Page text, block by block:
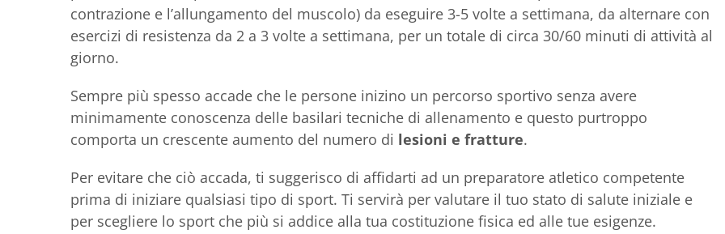
contrazione e l’allungamento del muscolo) da eseguire 3-5 volte a settimana, da alternare con
esercizi di resistenza da 2 a 3 volte a settimana, per un totale di circa 30/60 minuti di attività al
giorno.
Sempre più spesso accade che le persone inizino un percorso sportivo senza avere
minimamente conoscenza delle basilari tecniche di allenamento e questo purtroppo
comporta un crescente aumento del numero di lesioni e fratture.
Per evitare che ciò accada, ti suggerisco di affidarti ad un preparatore atletico competente
prima di iniziare qualsiasi tipo di sport. Ti servirà per valutare il tuo stato di salute iniziale e
per scegliere lo sport che più si addice alla tua costituzione fisica ed alle tue esigenze.